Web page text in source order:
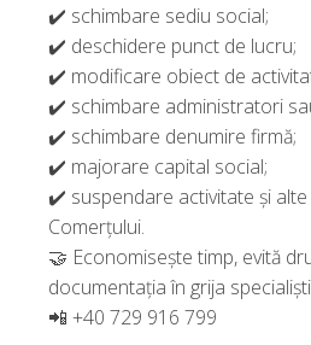
✔️ schimbare sediu social;
✔️ deschidere punct de lucru;
✔️ modificare obiect de
✔️ schimbare administratori
✔️ schimbare denumire firmă;
✔️ majorare capital social;
✔️ suspendare activitate și alte
Comerțului.
🤝 Economisește timp, evită
documentația în grija
📲 +40 729 916 799